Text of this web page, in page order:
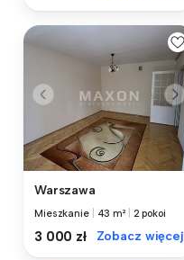
Warszawa
Mieszkanie 43 m² 2 pokoi
3 000 zł Zobacz więcej